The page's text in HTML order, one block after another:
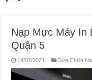
Nạp Mực Máy In
Quận 5
14/07/2021 Sửa Chữa